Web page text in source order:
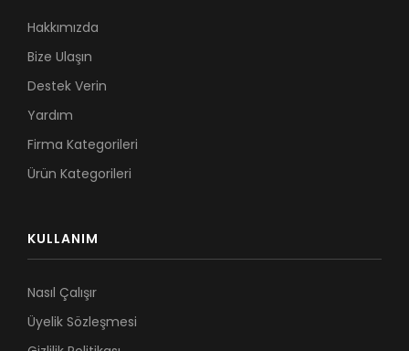
Hakkımızda
Bize Ulaşın
Destek Verin
Yardım
Firma Kategorileri
Ürün Kategorileri
KULLANIM
Nasıl Çalışır
Üyelik Sözleşmesi